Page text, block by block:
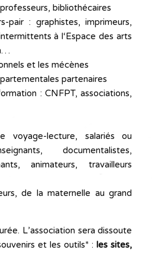
bibliothécaires
pair : graphistes, imprimeurs,
à l‘Espace des arts
et les mécènes
partenaires
: CNFPT, associations,
voyage-lecture, salariés ou
documentalistes,
animateurs, travailleurs
de la maternelle au grand
L’association sera dissoute
et les outils* :les sites,